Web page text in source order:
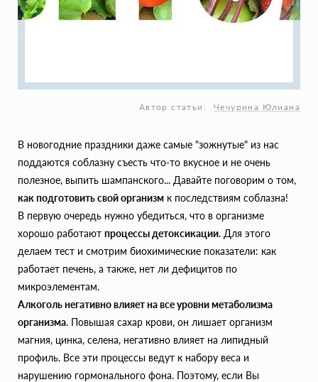
Автор статьи: Чечурина Юлиана
В новогодние праздники даже самые "зожнутые" из нас
поддаются соблазну съесть что-то вкусное и не очень
полезное, выпить шампанского... Давайте поговорим о том,
как подготовить свой организм к последствиям соблазна!
В первую очередь нужно убедиться, что в организме
хорошо работают процессы детоксикации. Для этого
делаем тест и смотрим биохимические показатели: как
работает печень, а также, нет ли дефицитов по
микроэлементам.
Алкоголь негативно влияет на все уровни метаболизма
организма. Повышая сахар крови, он лишает организм
магния, цинка, селена, негативно влияет на липидный
профиль. Все эти процессы ведут к набору веса и
нарушению гормонального фона. Поэтому, если Вы